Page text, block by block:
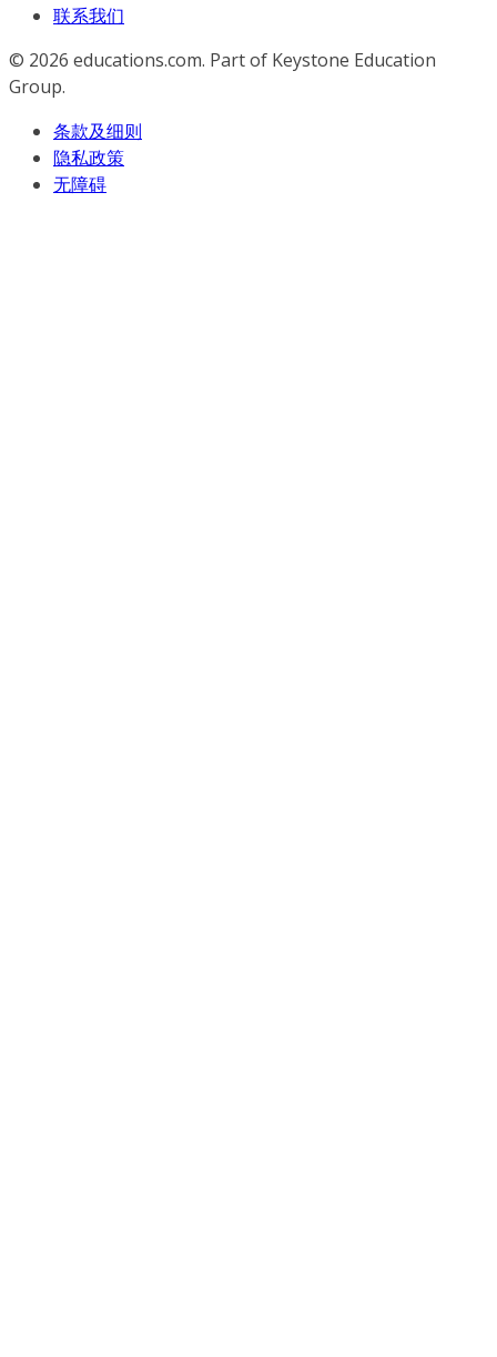
联系我们
© 2026 educations.com. Part of Keystone Education
Group.
条款及细则
隐私政策
无障碍